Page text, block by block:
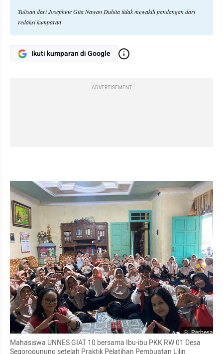
Tulisan dari Josephine Gita Nawan Duhita tidak mewakili pandangan dari
redaksi kumparan
Ikuti kumparan di Google
ADVERTISEMENT
Perbesar
Mahasiswa UNNES GIAT 10 bersama Ibu-ibu PKK RW 01 Desa
Segorogunung setelah Praktik Pelatihan Pembuatan Lilin